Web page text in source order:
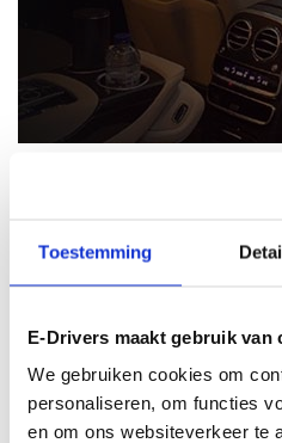
Toestemming
E-Drivers maakt gebruik van
We gebruiken cookies om
personaliseren, om functies
en om ons websiteverkeer te
E-Drivers zijn